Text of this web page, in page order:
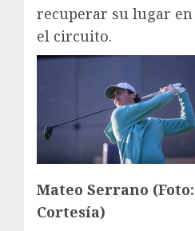
recuperar su lugar en
el circuito.
Mateo Serrano (Foto:
Cortesía)